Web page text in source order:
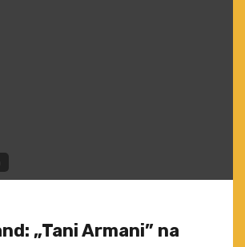
„Tani Armani” na